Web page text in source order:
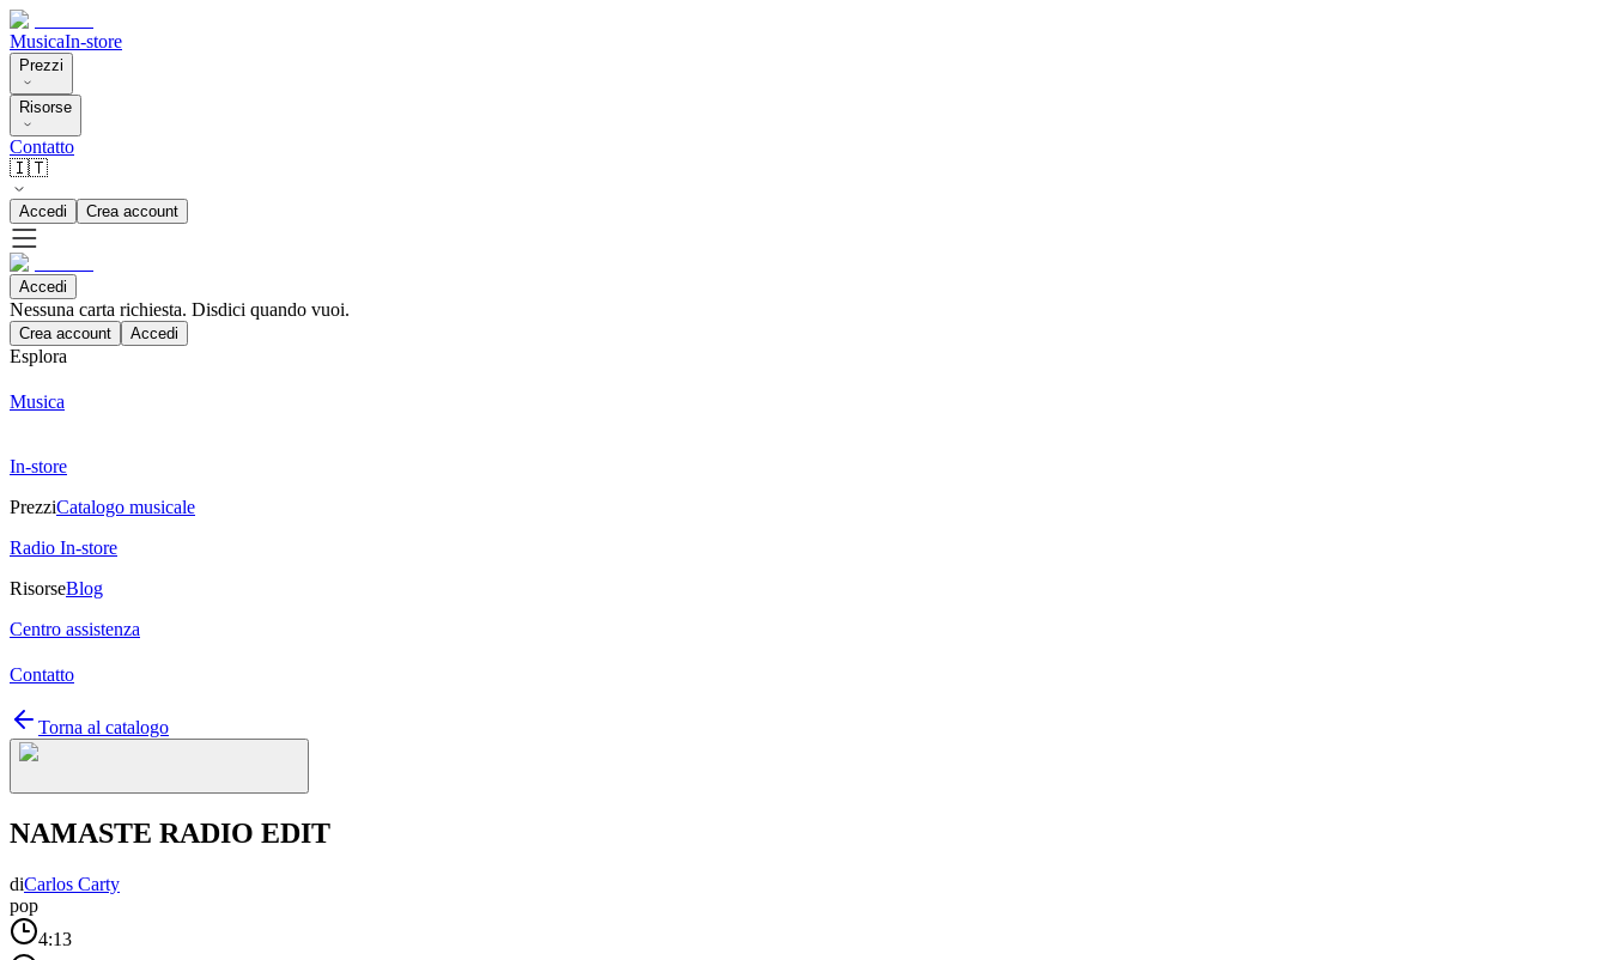
MusicaIn-store
Prezzi
Risorse
Contatto
🇮🇹
Accedi Crea account
Accedi
Nessuna carta richiesta. Disdici quando vuoi.
Crea account Accedi
Esplora
Musica
In-store
PrezziCatalogo musicale
Radio In-store
RisorseBlog
Centro assistenza
Contatto
Torna al catalogo
NAMASTE RADIO EDIT
diCarlos Carty
pop
4:13